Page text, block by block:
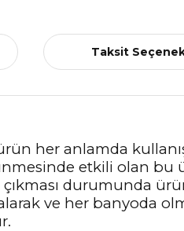
Taksit
her anlamda
etkili olan
durumunda
ve her banyoda